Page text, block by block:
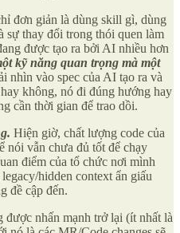
đơn giản là dùng skill gì, dùng
sự thay đổi trong thói quen làm
được tạo ra bởi AI nhiều hơn
kỹ năng quan trọng mà một
nhìn vào spec của AI tạo ra và
không, nó đi đúng hướng hay
cần thời gian để trao dồi.
Hiện giờ, chất lượng code của
nói vẫn chưa đủ tốt để chạy
điểm của tổ chức nơi mình
hidden context ẩn giấu
đề cập đến.
nhấn mạnh trở lại (ít nhất là